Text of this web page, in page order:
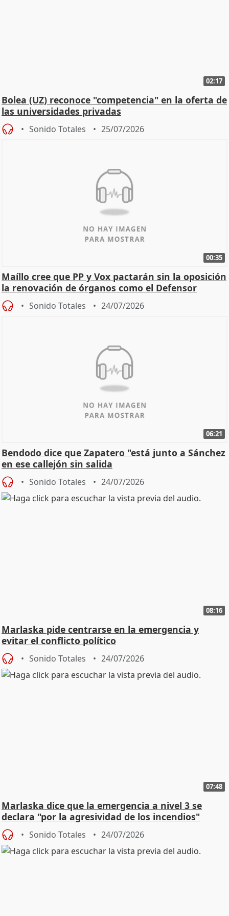
02:17
Bolea (UZ) reconoce "competencia" en la oferta de
las universidades privadas
Sonido Totales 25/07/2026
00:35
Maíllo cree que PP y Vox pactarán sin la oposición
la renovación de órganos como el Defensor
Sonido Totales 24/07/2026
06:21
Bendodo dice que Zapatero "está junto a Sánchez
en ese callejón sin salida
Sonido Totales 24/07/2026
08:16
Marlaska pide centrarse en la emergencia y
evitar el conflicto político
Sonido Totales 24/07/2026
07:48
Marlaska dice que la emergencia a nivel 3 se
declara "por la agresividad de los incendios"
Sonido Totales 24/07/2026